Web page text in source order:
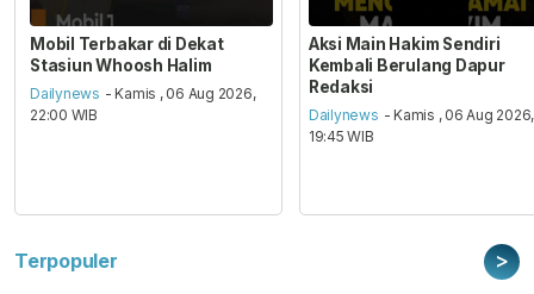
Mobil Terbakar di Dekat
Stasiun Whoosh Halim
Dailynews - Kamis , 06 Aug 2026,
22:00 WIB
Aksi Main Hakim Sendiri
Kembali Berulang Dapur
Redaksi
Dailynews - Kamis , 06 Aug 2026,
19:45 WIB
Terpopuler >